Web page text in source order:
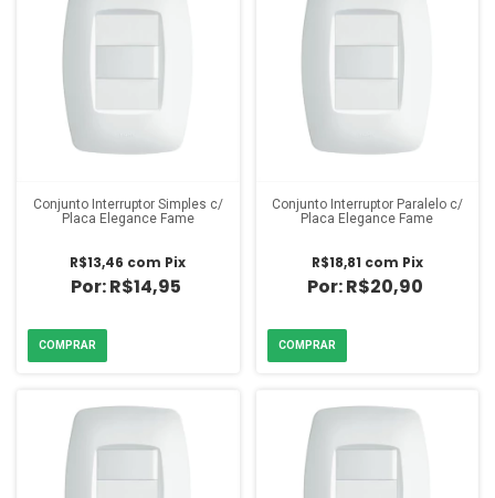
Conjunto Interruptor Simples c/
Placa Elegance Fame
R$14,95
R$13,46 com Pix
Conjunto Interruptor Paralelo c/
Placa Elegance Fame
R$20,90
R$18,81 com Pix